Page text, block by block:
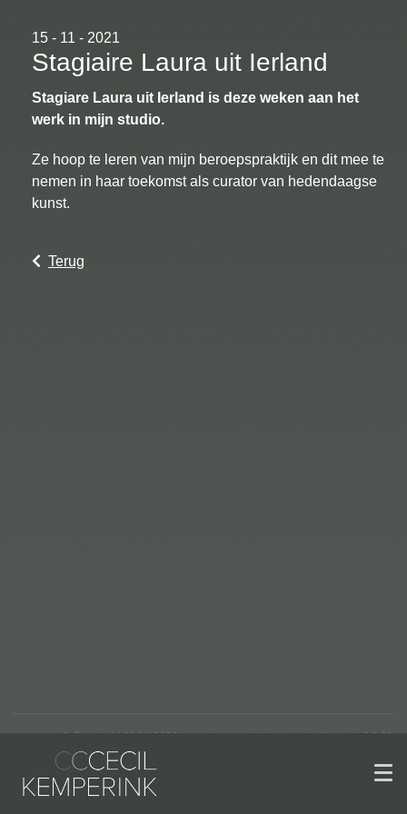
15 - 11 - 2021
Stagiaire Laura uit Ierland
Stagiare Laura uit Ierland is deze weken aan het
werk in mijn studio.
Ze hoop te leren van mijn beroepspraktijk en dit mee te
nemen in haar toekomst als curator van hedendaagse
kunst.
Terug
© Copyright 2004-2026 | www.kemperinkkeramiek.nl | versie 2.2.22